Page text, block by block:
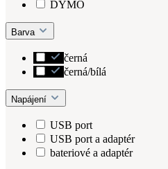
DYMO
Barva
černá
černá/bílá
Napájení
USB port
USB port a adaptér
bateriové a adaptér